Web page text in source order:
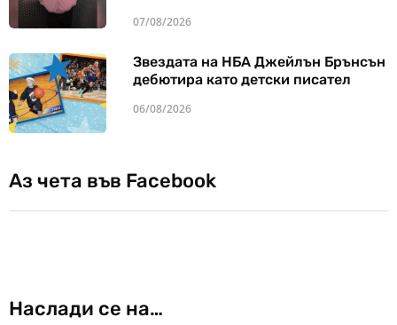
07/08/2026
Звездата на НБА Джейлън Брънсън
дебютира като детски писател
06/08/2026
Аз чета във Facebook
Наслади се на…